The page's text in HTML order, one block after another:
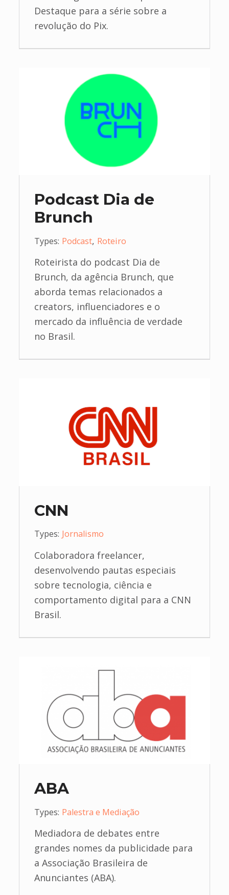
Destaque para a série sobre a
revolução do Pix.
Podcast Dia de
Brunch
Types: Podcast, Roteiro
Roteirista do podcast Dia de
Brunch, da agência Brunch, que
aborda temas relacionados a
creators, influenciadores e o
mercado da influência de verdade
no Brasil.
CNN
Types: Jornalismo
Colaboradora freelancer,
desenvolvendo pautas especiais
sobre tecnologia, ciência e
comportamento digital para a CNN
Brasil.
ABA
Types: Palestra e Mediação
Mediadora de debates entre
grandes nomes da publicidade para
a Associação Brasileira de
Anunciantes (ABA).